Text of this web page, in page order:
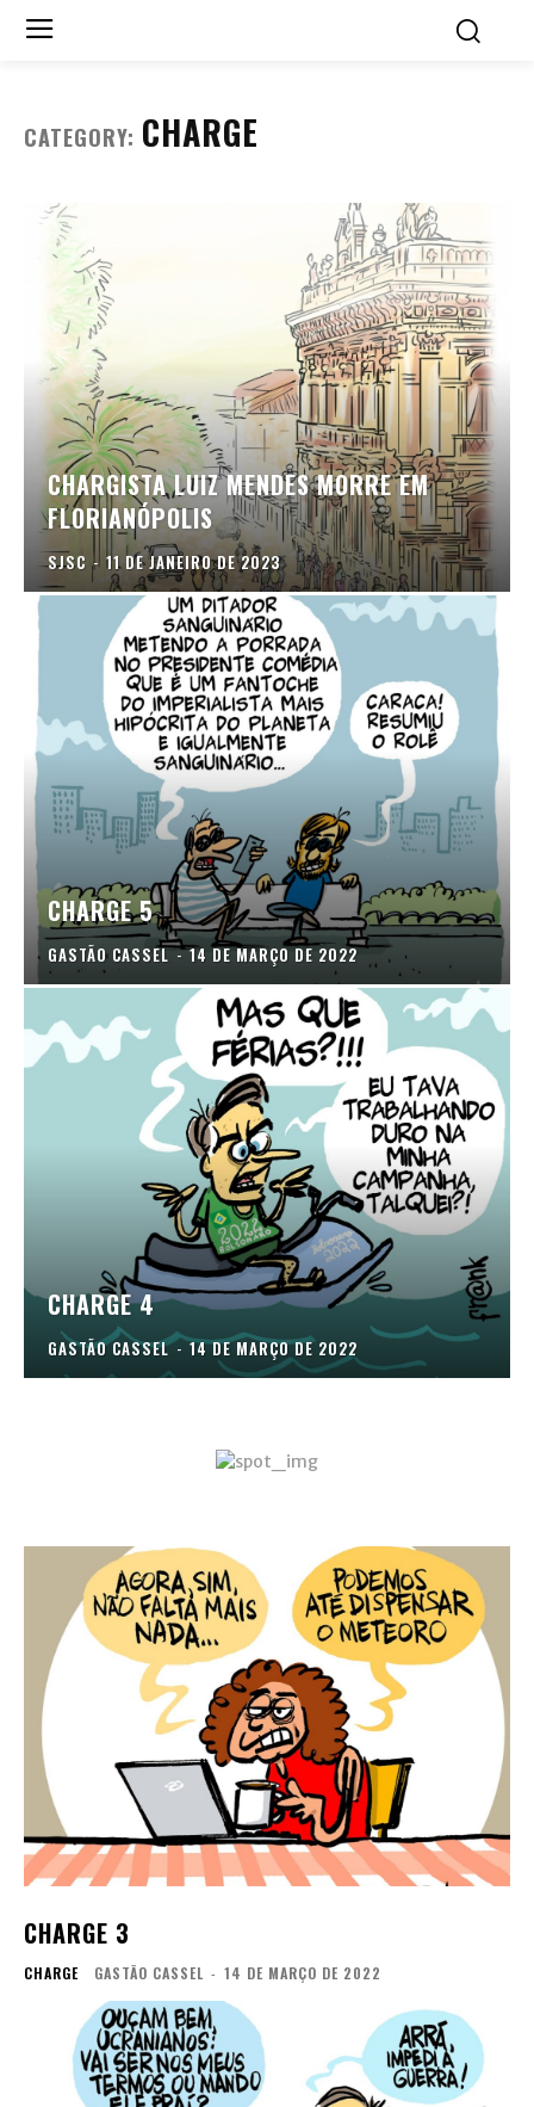
CATEGORY: CHARGE
CHARGISTA LUIZ MENDES MORRE EM
FLORIANÓPOLIS
SJSC - 11 DE JANEIRO DE 2023
CHARGE 5
GASTÃO CASSEL - 14 DE MARÇO DE 2022
CHARGE 4
GASTÃO CASSEL - 14 DE MARÇO DE 2022
CHARGE 3
CHARGE GASTÃO CASSEL - 14 DE MARÇO DE 2022